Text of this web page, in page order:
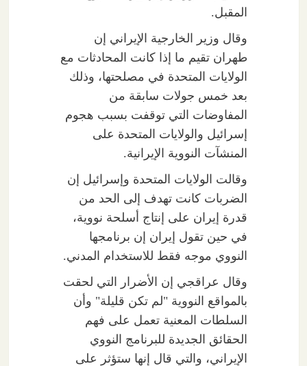
المقبل.
وقال وزير الخارجية الإيراني إن
طهران تقيم ما إذا كانت المحادثات مع
الولايات المتحدة في مصلحتها، وذلك
بعد خمس جولات سابقة من
المفاوضات التي توقفت بسبب هجوم
إسرائيل والولايات المتحدة على
المنشآت النووية الإيرانية.
وقالت الولايات المتحدة وإسرائيل إن
الضربات كانت تهدف إلى الحد من
قدرة إيران على إنتاج أسلحة نووية،
في حين تقول إيران إن برنامجها
النووي موجه فقط للاستخدام المدني.
وقال عراقجي إن الأضرار التي لحقت
بالمواقع النووية "لم تكن قليلة" وأن
السلطات المعنية تعمل على فهم
الحقائق الجديدة للبرنامج النووي
الإيراني، والتي قال إنها ستؤثر على